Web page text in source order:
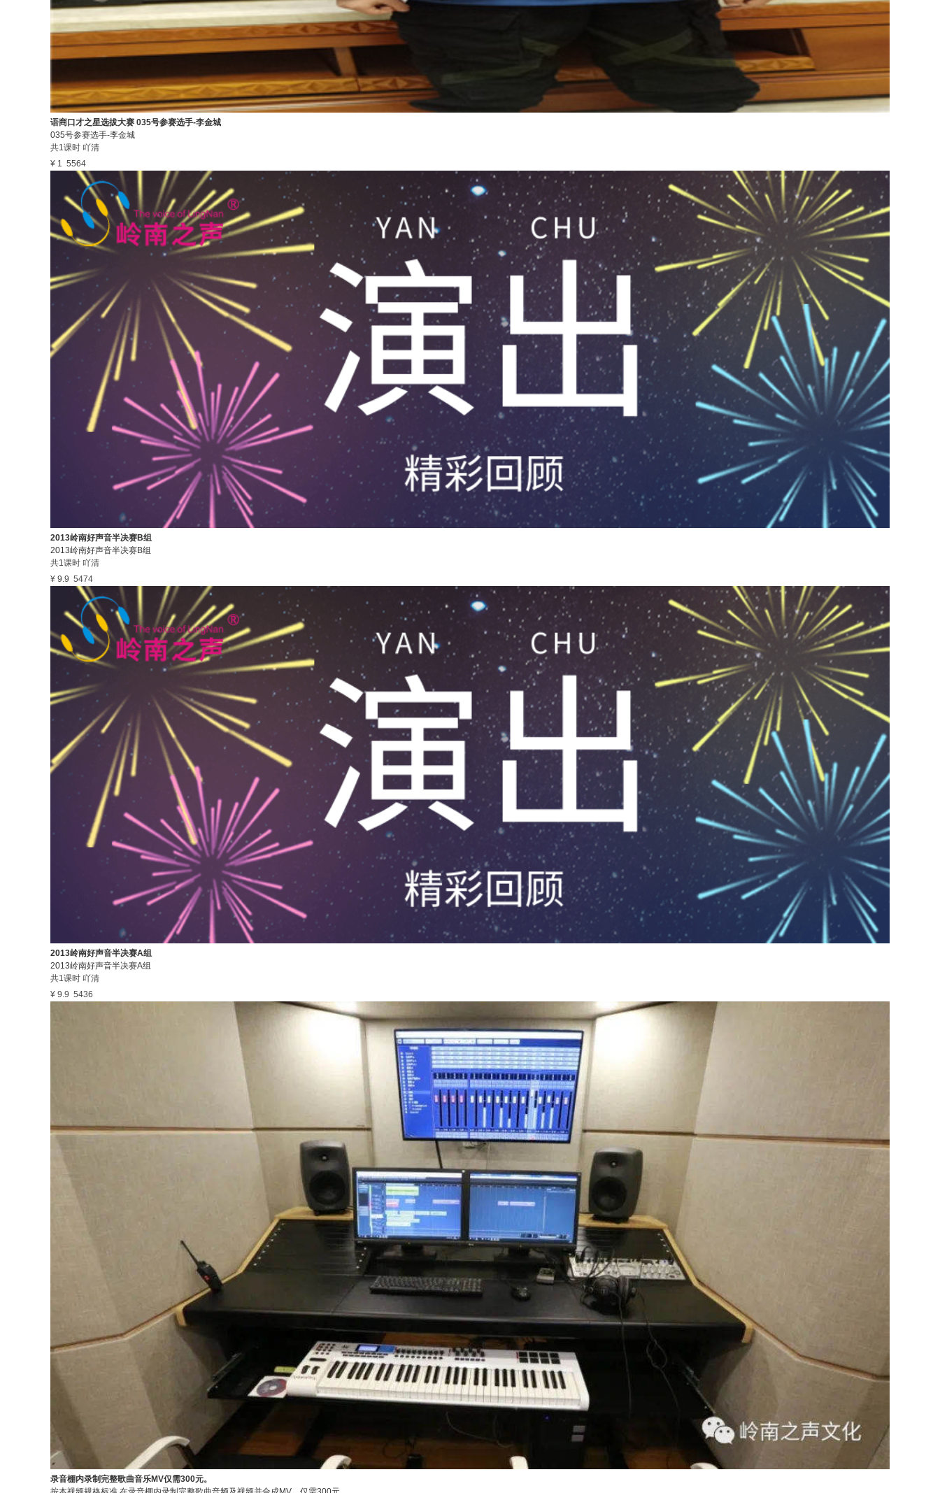
语商口才之星选拔大赛 035号参赛选手-李金城
035号参赛选手-李金城
共1课时 吖清
¥ 1 5564
2013岭南好声音半决赛B组
2013岭南好声音半决赛B组
共1课时 吖清
¥ 9.9 5474
2013岭南好声音半决赛A组
2013岭南好声音半决赛A组
共1课时 吖清
¥ 9.9 5436
录音棚内录制完整歌曲音乐MV仅需300元。